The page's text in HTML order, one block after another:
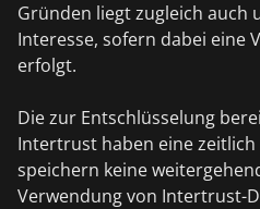
Gründen liegt zugleich auch
Interesse, sofern dabei eine
erfolgt.
Die zur Entschlüsselung
Intertrust haben eine
speichern keine
Verwendung von Intertrust-